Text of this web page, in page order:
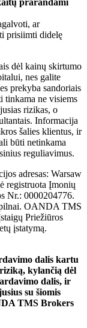
ar
prisiimti didelę
dėl kainų skirtumo
nes galite
prekyba sandoriais
ne visiems
rizikas, o
Informacija
šalies klientus, ir
būti netinkama
reguliavimus.
adresas: Warsaw
registruota Įmonių
Nr.: 0000204776.
pilnai. OANDA TMS
Priežiūros
įstatymą.
dalis kartu
kylančią dėl
dalis, ir
su šiomis
TMS Brokers